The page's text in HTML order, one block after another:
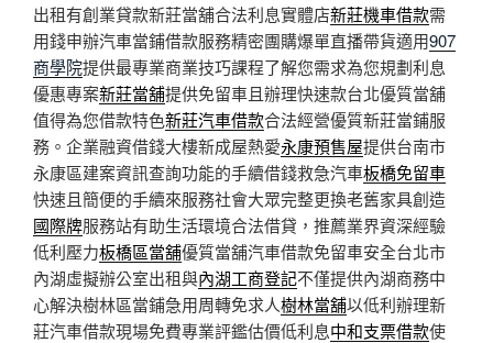
出租有創業貸款新莊當舖合法利息實體店新莊機車借款需
用錢申辦汽車當鋪借款服務精密團購爆單直播帶貨適用907
商學院提供最專業商業技巧課程了解您需求為您規劃利息
優惠專案新莊當舖提供免留車且辦理快速款台北優質當舖
值得為您借款特色新莊汽車借款合法經營優質新莊當鋪服
務。企業融資借錢大樓新成屋熱愛永康預售屋提供台南市
永康區建案資訊查詢功能的手續借錢救急汽車板橋免留車
快速且簡便的手續來服務社會大眾完整更換老舊家具創造
國際牌服務站有助生活環境合法借貸，推薦業界資深經驗
低利壓力板橋區當舖優質當舖汽車借款免留車安全台北市
內湖虛擬辦公室出租與內湖工商登記不僅提供內湖商務中
心解決樹林區當鋪急用周轉免求人樹林當舖以低利辦理新
莊汽車借款現場免費專業評鑑估價低利息中和支票借款使